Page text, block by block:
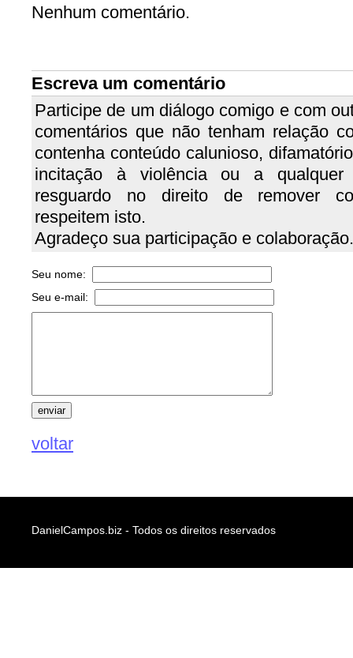
Nenhum comentário.
Escreva um comentário
Participe de um diálogo comigo e com
comentários que não tenham relação
contenha conteúdo calunioso,
incitação à violência ou a qualquer
resguardo no direito de remover
respeitem isto.
Agradeço sua participação e colaboração.
Seu nome:
Seu e-mail:
voltar
DanielCampos.biz - Todos os direitos reservados